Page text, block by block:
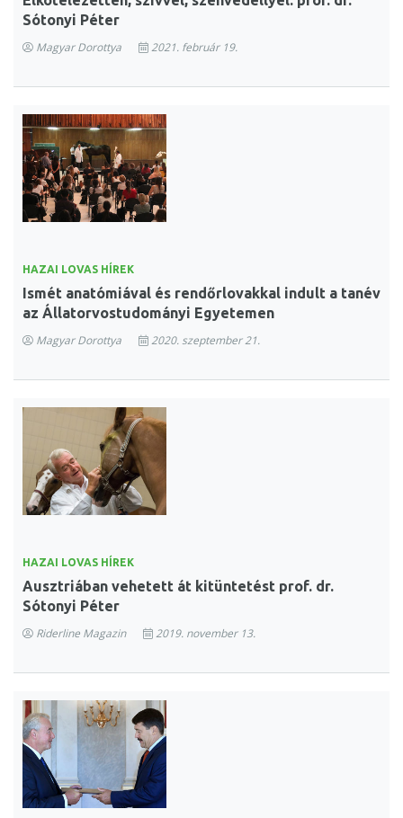
Sótonyi Péter
Magyar Dorottya 2021. február 19.
HAZAI LOVAS HÍREK
Ismét anatómiával és rendőrlovakkal indult a tanév
az Állatorvostudományi Egyetemen
Magyar Dorottya 2020. szeptember 21.
HAZAI LOVAS HÍREK
Ausztriában vehetett át kitüntetést prof. dr.
Sótonyi Péter
Riderline Magazin 2019. november 13.